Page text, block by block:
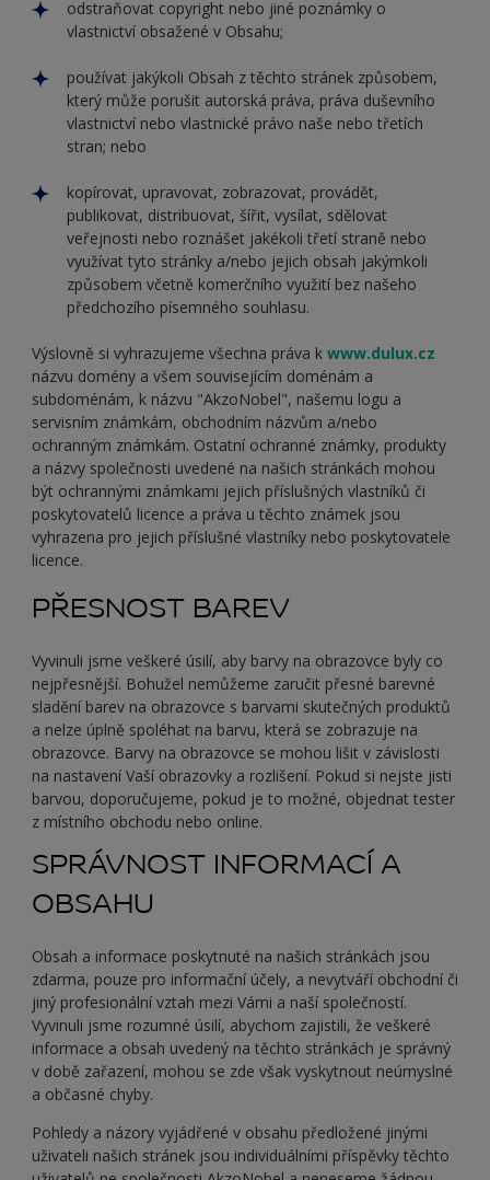
odstraňovat copyright nebo jiné poznámky o
vlastnictví obsažené v Obsahu;
používat jakýkoli Obsah z těchto stránek způsobem,
který může porušit autorská práva, práva duševního
vlastnictví nebo vlastnické právo naše nebo třetích
stran; nebo
kopírovat, upravovat, zobrazovat, provádět,
publikovat, distribuovat, šířit, vysílat, sdělovat
veřejnosti nebo roznášet jakékoli třetí straně nebo
využívat tyto stránky a/nebo jejich obsah jakýmkoli
způsobem včetně komerčního využití bez našeho
předchozího písemného souhlasu.
Výslovně si vyhrazujeme všechna práva k www.dulux.cz
názvu domény a všem souvisejícím doménám a
subdoménám, k názvu "AkzoNobel", našemu logu a
servisním známkám, obchodním názvům a/nebo
ochranným známkám. Ostatní ochranné známky, produkty
a názvy společnosti uvedené na našich stránkách mohou
být ochrannými známkami jejich příslušných vlastníků či
poskytovatelů licence a práva u těchto známek jsou
vyhrazena pro jejich příslušné vlastníky nebo poskytovatele
licence.
PŘESNOST BAREV
Vyvinuli jsme veškeré úsilí, aby barvy na obrazovce byly co
nejpřesnější. Bohužel nemůžeme zaručit přesné barevné
sladění barev na obrazovce s barvami skutečných produktů
a nelze úplně spoléhat na barvu, která se zobrazuje na
obrazovce. Barvy na obrazovce se mohou lišit v závislosti
na nastavení Vaší obrazovky a rozlišení. Pokud si nejste jisti
barvou, doporučujeme, pokud je to možné, objednat tester
z místního obchodu nebo online.
SPRÁVNOST INFORMACÍ A
OBSAHU
Obsah a informace poskytnuté na našich stránkách jsou
zdarma, pouze pro informační účely, a nevytváří obchodní či
jiný profesionální vztah mezi Vámi a naší společností.
Vyvinuli jsme rozumné úsilí, abychom zajistili, že veškeré
informace a obsah uvedený na těchto stránkách je správný
v době zařazení, mohou se zde však vyskytnout neúmyslné
a občasné chyby.
Pohledy a názory vyjádřené v obsahu předložené jinými
uživateli našich stránek jsou individuálními příspěvky těchto